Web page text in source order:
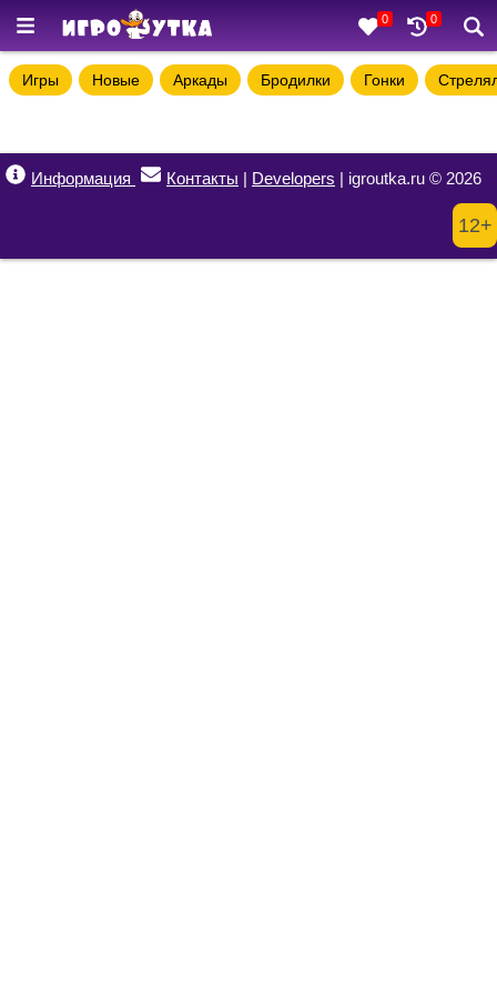
0 0
Игры Новые Аркады Бродилки Гонки
Информация Контакты | Developers | igroutka.ru © 2026
12+